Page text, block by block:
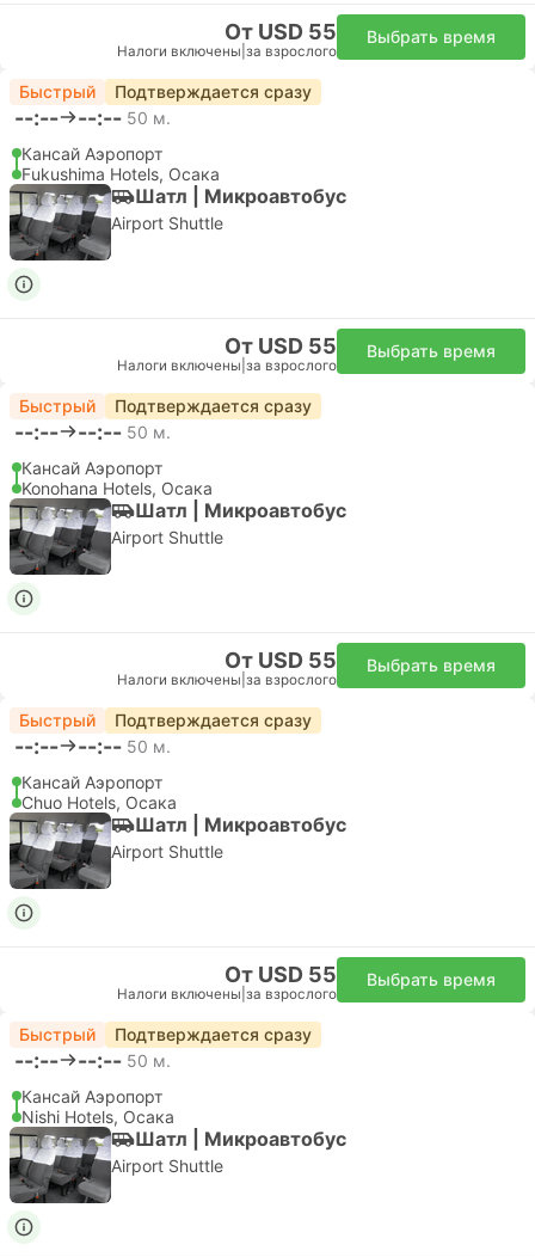
Железнодорожный проездной
Nankai Railway
NANKAI ALL LINE 2 day Pass
Проездной на все линии Nankai Railway (2 дня)
Неограниченное количество пересадок (*за
исключением линии Сембоку)
Дней:2
Мгновенное подтверждение
Налоги включены|за взрослогоза взрослого
Обычный
Подробнее
Железнодорожный проездной
JR West
Kansai Area Pass
Отправляйтесь в Киото, Осаку, Нару, Кобе, Химэдзи и
другие города.
E-ticket
Мгновенное подтверждение
Налоги включены|за взрослого
Обычный
Железнодорожный проездной
JR West
Osaka, Kyoto, Kobe, Nara, and Kansai Airport, and more.
Дней:3